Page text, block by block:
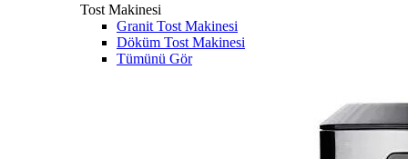
Tost Makinesi
Granit Tost Makinesi
Döküm Tost Makinesi
Tümünü Gör